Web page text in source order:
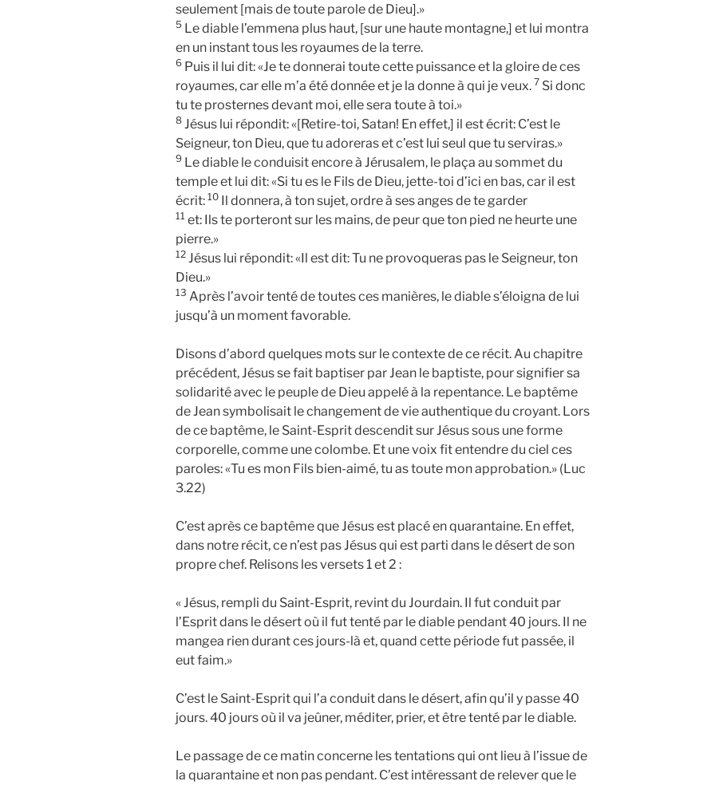
seulement [mais de toute parole de Dieu].»
5 Le diable l’emmena plus haut, [sur une haute montagne,] et lui montra
en un instant tous les royaumes de la terre.
6 Puis il lui dit: «Je te donnerai toute cette puissance et la gloire de ces
royaumes, car elle m’a été donnée et je la donne à qui je veux. 7 Si donc
tu te prosternes devant moi, elle sera toute à toi.»
8 Jésus lui répondit: «[Retire-toi, Satan! En effet,] il est écrit: C’est le
Seigneur, ton Dieu, que tu adoreras et c’est lui seul que tu serviras.»
9 Le diable le conduisit encore à Jérusalem, le plaça au sommet du
temple et lui dit: «Si tu es le Fils de Dieu, jette-toi d’ici en bas, car il est
écrit: 10 Il donnera, à ton sujet, ordre à ses anges de te garder
11 et: Ils te porteront sur les mains, de peur que ton pied ne heurte une
pierre.»
12 Jésus lui répondit: «Il est dit: Tu ne provoqueras pas le Seigneur, ton
Dieu.»
13 Après l’avoir tenté de toutes ces manières, le diable s’éloigna de lui
jusqu’à un moment favorable.
Disons d’abord quelques mots sur le contexte de ce récit. Au chapitre
précédent, Jésus se fait baptiser par Jean le baptiste, pour signifier sa
solidarité avec le peuple de Dieu appelé à la repentance. Le baptême
de Jean symbolisait le changement de vie authentique du croyant. Lors
de ce baptême, le Saint-Esprit descendit sur Jésus sous une forme
corporelle, comme une colombe. Et une voix fit entendre du ciel ces
paroles: «Tu es mon Fils bien-aimé, tu as toute mon approbation.» (Luc
3.22)
C’est après ce baptême que Jésus est placé en quarantaine. En effet,
dans notre récit, ce n’est pas Jésus qui est parti dans le désert de son
propre chef. Relisons les versets 1 et 2 :
« Jésus, rempli du Saint-Esprit, revint du Jourdain. Il fut conduit par
l’Esprit dans le désert où il fut tenté par le diable pendant 40 jours. Il ne
mangea rien durant ces jours-là et, quand cette période fut passée, il
eut faim.»
C’est le Saint-Esprit qui l’a conduit dans le désert, afin qu’il y passe 40
jours. 40 jours où il va jeûner, méditer, prier, et être tenté par le diable.
Le passage de ce matin concerne les tentations qui ont lieu à l’issue de
la quarantaine et non pas pendant. C’est intéressant de relever que le